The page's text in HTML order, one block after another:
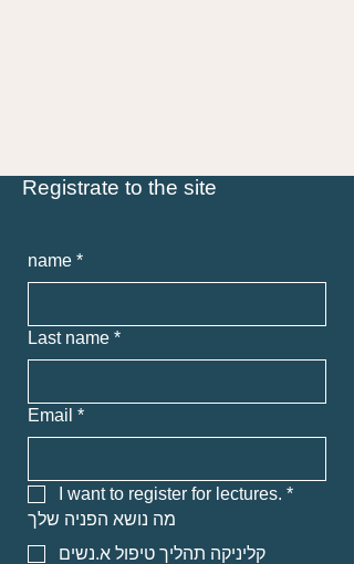
Registrate to the site
name *
Last name *
Email *
I want to register for lectures. *
מה נושא הפניה שלך
קליניקה תהליך טיפול א.נשים